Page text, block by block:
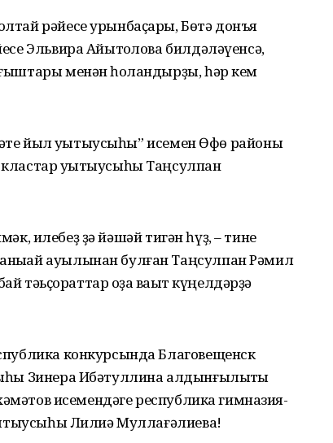
рәйесе урынбаҫары, Бөтә донъя
Эльвира Айытҡолова билдәләүенсә,
менән һоҡландырҙы, һәр кем
йыл уҡытыусыһы” исемен Өфө районы
уҡытыусыһы Таңсулпан
илебеҙ ҙә йәшәй тигән һүҙ, – тине
ауылынан булған Таңсулпан Рәмил
тәьҫораттар оҙаҡ ваҡыт күңелдәрҙә
конкурсында Благовещенск
Зинера Ибәтуллина алдынғылыҡты
исемендәге республика гимназия-
Лилиә Муллағәлиева!